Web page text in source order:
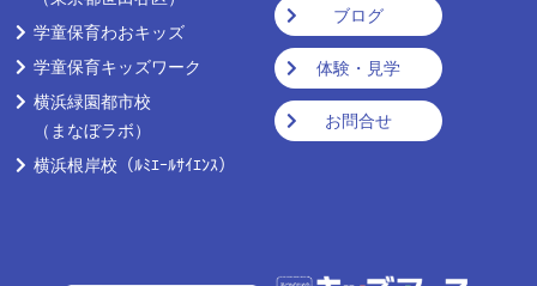
学童保育わおキッズ
学童保育キッズワーク
横浜緑園都市校
（まなぼラボ）
横浜根岸校 （ﾙﾐｴｰﾙｻｲｴﾝｽ）
ブログ
体験・見学
お問合せ